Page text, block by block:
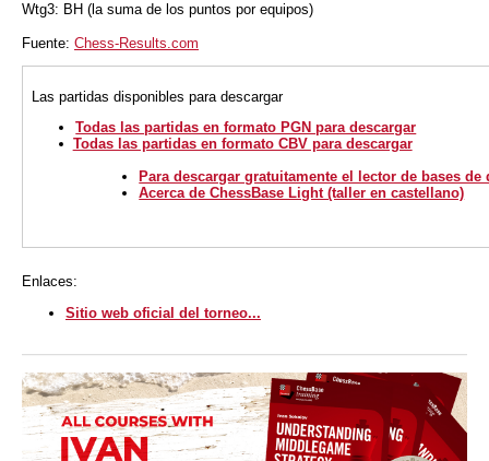
Wtg3: BH (la suma de los puntos por equipos)
Fuente: Chess-Results.com
Las partidas disponibles para descargar
Todas las partidas en formato PGN para descargar
Todas las partidas en formato CBV para descargar
Para descargar gratuitamente el lector de bases de
Acerca de ChessBase Light (taller en castellano)
Enlaces:
Sitio web oficial del torneo...